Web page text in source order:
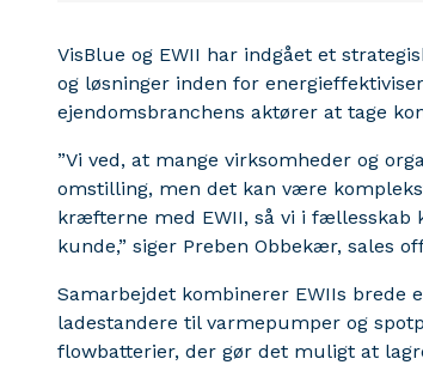
VisBlue og EWII har indgået et
og løsninger inden for
ejendomsbranchens aktører at tage
”Vi ved, at mange virksomheder og
omstilling, men det kan være
kræfterne med EWII, så vi i fællesskab
kunde,” siger Preben Obbekær, sales
Samarbejdet kombinerer EWIIs brede
ladestandere til varmepumper og
flowbatterier, der gør det muligt at